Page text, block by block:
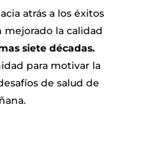
atrás a los éxitos
mejorado la calidad
siete décadas.
para motivar la
de salud de